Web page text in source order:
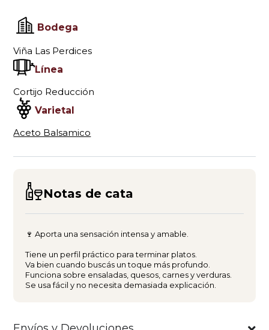
Bodega
Viña Las Perdices
Línea
Cortijo Reducción
Varietal
Aceto Balsamico
Notas de cata
🍷 Aporta una sensación intensa y amable.
Tiene un perfil práctico para terminar platos.
Va bien cuando buscás un toque más profundo.
Funciona sobre ensaladas, quesos, carnes y verduras.
Se usa fácil y no necesita demasiada explicación.